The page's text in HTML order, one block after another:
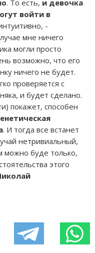
. То есть, и девочка
войти в
-
мне ничего
могли просто
возможно, что его
ничего не будет.
проверяется с
и будет сделано.
покажет, способен
енетическая
. И тогда все встанет
нетривиальный,
можно буде только,
этого